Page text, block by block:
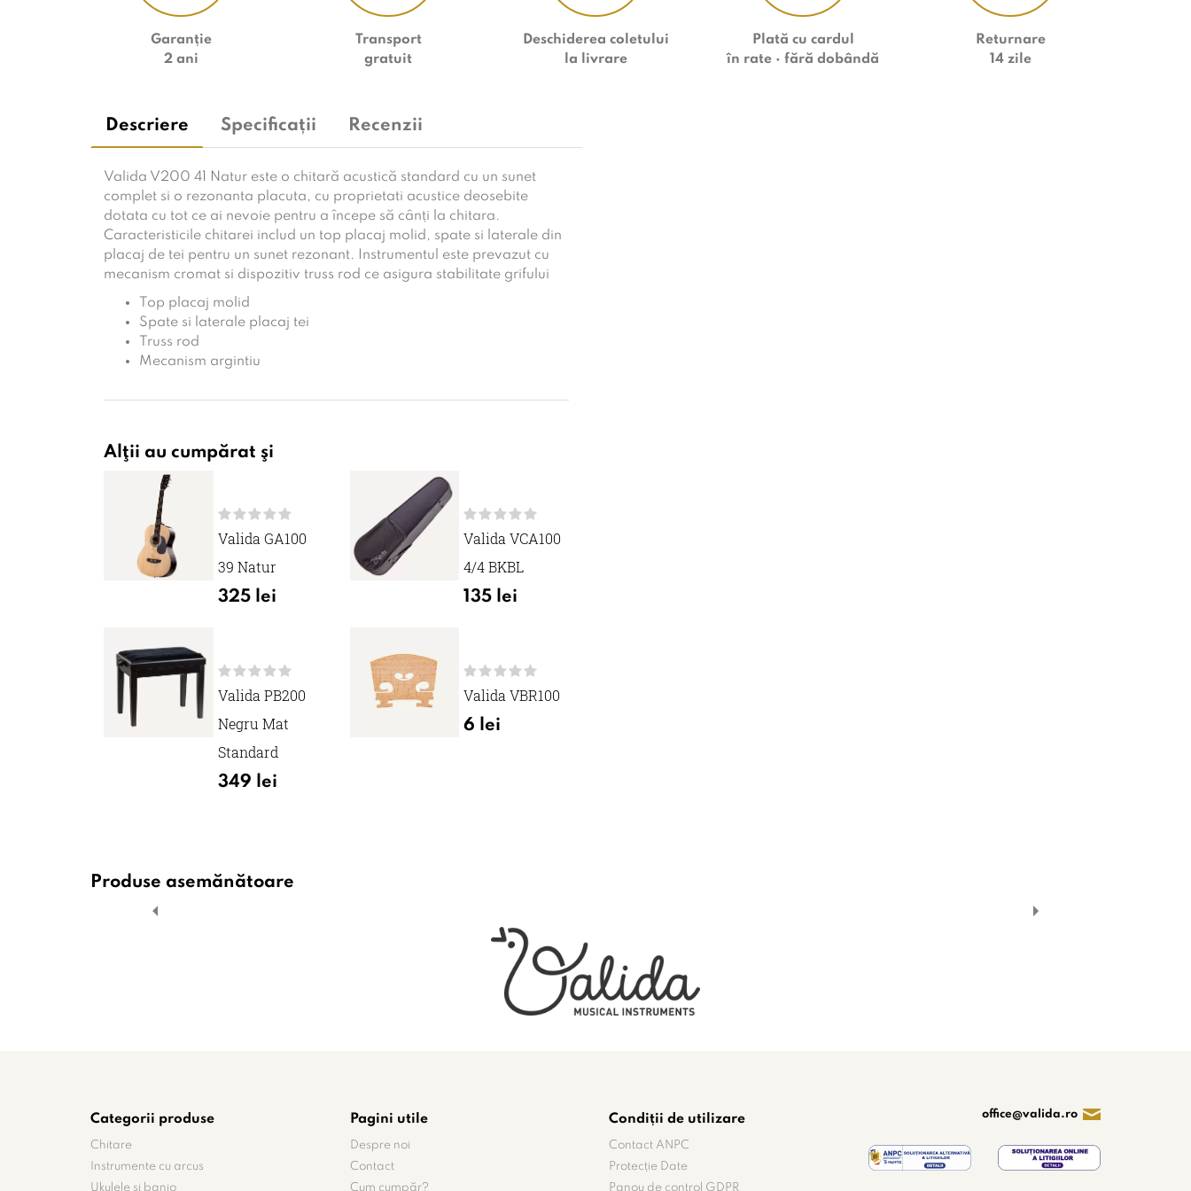
Garanție
2 ani
Transport
gratuit
Deschiderea coletului
la livrare
Plată cu cardul
în rate · fără dobândă
Returnare
14 zile
Descriere Specificații Recenzii
Valida V200 41 Natur este o chitară acustică standard cu un sunet
complet si o rezonanta placuta, cu proprietati acustice deosebite
dotata cu tot ce ai nevoie pentru a începe să cânți la chitara.
Caracteristicile chitarei includ un top placaj molid, spate si laterale din
placaj de tei pentru un sunet rezonant. Instrumentul este prevazut cu
mecanism cromat si dispozitiv truss rod ce asigura stabilitate grifului
Top placaj molid
Spate si laterale placaj tei
Truss rod
Mecanism argintiu
Alţii au cumpărat şi
Valida GA100
39 Natur
325 lei
Valida VCA100
4/4 BKBL
135 lei
Valida PB200
Negru Mat
Standard
349 lei
Valida VBR100
6 lei
Produse asemănătoare
Categorii produse
Chitare
Instrumente cu arcus
Ukulele si banjo
Pagini utile
Despre noi
Contact
Cum cumpăr?
Condiții de utilizare
Contact ANPC
Protecție Date
Panou de control GDPR
office@valida.ro